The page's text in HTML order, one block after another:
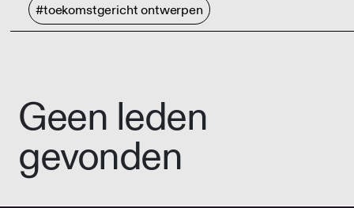
#toekomstgericht ontwerpen
Geen leden
gevonden